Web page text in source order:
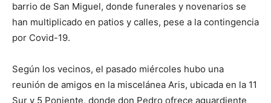
barrio de San Miguel, donde funerales y novenarios se
han multiplicado en patios y calles, pese a la contingencia
por Covid-19.
Según los vecinos, el pasado miércoles hubo una
reunión de amigos en la miscelánea Aris, ubicada en la 11
Sur y 5 Poniente, donde don Pedro ofrece aguardiente